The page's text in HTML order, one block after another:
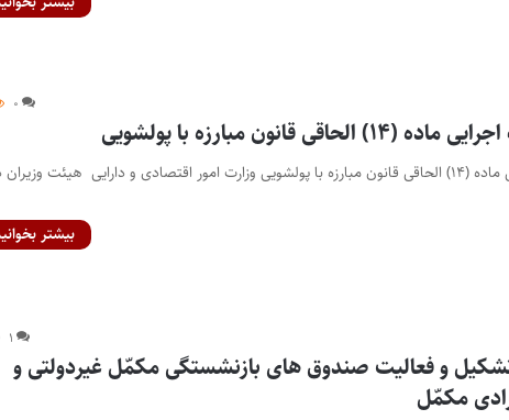
۰
قانون مبارزه با پولشویی
اصلاح آیین نامه اجرایی ماده (۱۴) الحاقی قانون مبارزه با پولشویی وزارت امور اقتصادی و دارایی هیئت
بیشتر
۱
تشکیل و فعالیت صندوق های بازنشستگی مکمّل غیردولتی و
مکمّل